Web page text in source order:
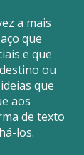
a mais
que
e que
ou
que
aos
de texto
los.